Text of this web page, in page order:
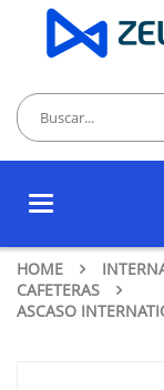
Toggle
HOME
CAFETERAS
ASCASO